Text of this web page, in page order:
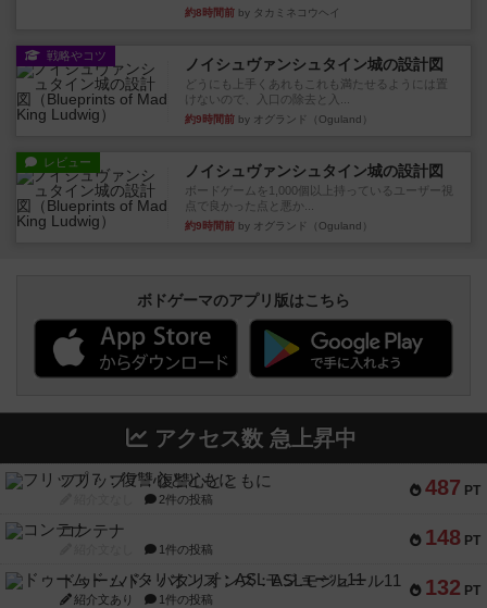
約8時間前 by タカミネコウヘイ
戦略やコツ ノイシュヴァンシュタイン城の設計図
どうにも上手くあれもこれも満たせるようには置
けないので、入口の除去と入...
約9時間前 by オグランド（Oguland）
レビュー ノイシュヴァンシュタイン城の設計図
ボードゲームを1,000個以上持っているユーザー視
点で良かった点と悪か...
約9時間前 by オグランド（Oguland）
ボドゲーマのアプリ版はこちら
アクセス数 急上昇中
487 PT
フリップ７：復讐心とともに
2件の投稿
148 PT
コンテナ
1件の投稿
132 PT
ドゥームド・バタリオンズ：ASLモジュール11
紹介文あり 1件の投稿